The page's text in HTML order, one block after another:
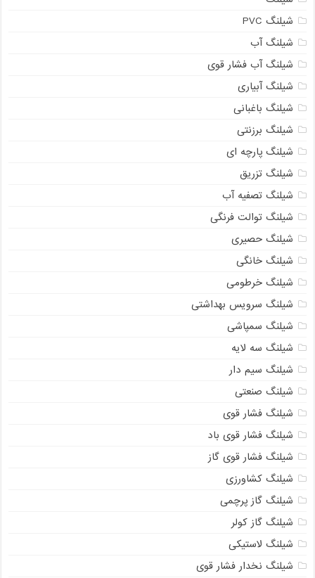
شیلنگ PVC
شیلنگ آب
شیلنگ آب فشار قوی
شیلنگ آبیاری
شیلنگ باغبانی
شیلنگ برزنتی
شیلنگ پارچه ای
شیلنگ تزریق
شیلنگ تصفیه آب
شیلنگ توالت فرنگی
شیلنگ حصیری
شیلنگ خانگی
شیلنگ خرطومی
شیلنگ سرویس بهداشتی
شیلنگ سمپاشی
شیلنگ سه لایه
شیلنگ سیم دار
شیلنگ صنعتی
شیلنگ فشار قوی
شیلنگ فشار قوی باد
شیلنگ فشار قوی گاز
شیلنگ کشاورزی
شیلنگ گاز پرچمی
شیلنگ گاز کولر
شیلنگ لاستیکی
شیلنگ نخدار فشار قوی